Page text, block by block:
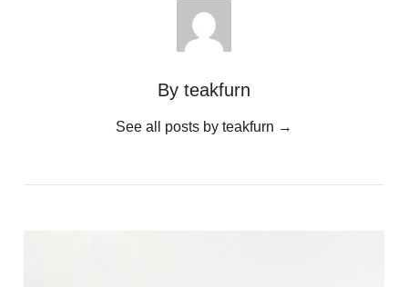
By teakfurn
See all posts by teakfurn →